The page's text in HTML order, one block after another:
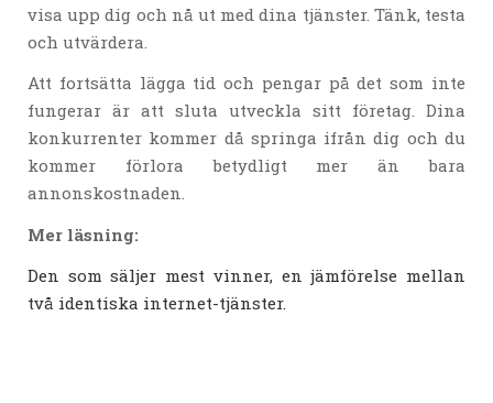
visa upp dig och nå ut med dina tjänster. Tänk, testa
och utvärdera.
Att fortsätta lägga tid och pengar på det som inte
fungerar är att sluta utveckla sitt företag. Dina
konkurrenter kommer då springa ifrån dig och du
kommer förlora betydligt mer än bara
annonskostnaden.
Mer läsning:
Den som säljer mest vinner, en jämförelse mellan
två identiska internet-tjänster.